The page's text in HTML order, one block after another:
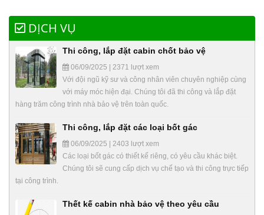
DỊCH VỤ
Thi công, lắp đặt cabin chốt bảo vệ
06/09/2025 | 2371 lượt xem
Với đội ngũ kỹ sư và công nhân viên chuyên nghiệp cùng
với máy móc hiện đại. Chúng tôi đã thi công và lắp đặt
hàng trăm công trình nhà bảo vệ trên toàn quốc.
Thi công, lắp đặt các loại bốt gác
06/09/2025 | 2403 lượt xem
Các loại bốt gác có thiết kế riêng, có yêu cầu khác biệt.
Chúng tôi sẽ cung cấp dịch vụ chế tạo và thi công trực tiếp
tại công trình.
Thết kế cabin nhà bảo vệ theo yêu cầu